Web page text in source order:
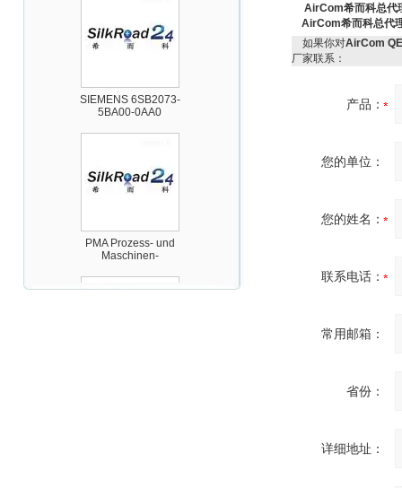
SIEMENS 6SB2073-
5BA00-0AA0
PMA Prozess- und
Maschinen-
Automation GmbH
AirCom希而科总代
AirCom希而科总代
如果你对AirCom
厂家联系：
产品：
您的单位：
您的姓名：
联系电话：
常用邮箱：
省份：
详细地址：